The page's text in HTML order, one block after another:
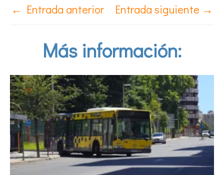
← Entrada anterior Entrada siguiente →
Más información: